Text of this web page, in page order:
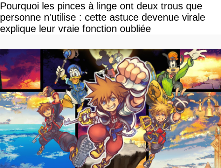
Pourquoi les pinces à linge ont deux trous que
personne n'utilise : cette astuce devenue virale
explique leur vraie fonction oubliée